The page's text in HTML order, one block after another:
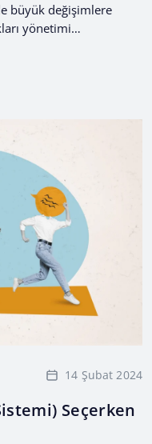
büyük değişimlere
yönetimi
14 Şubat 2024
Seçerken